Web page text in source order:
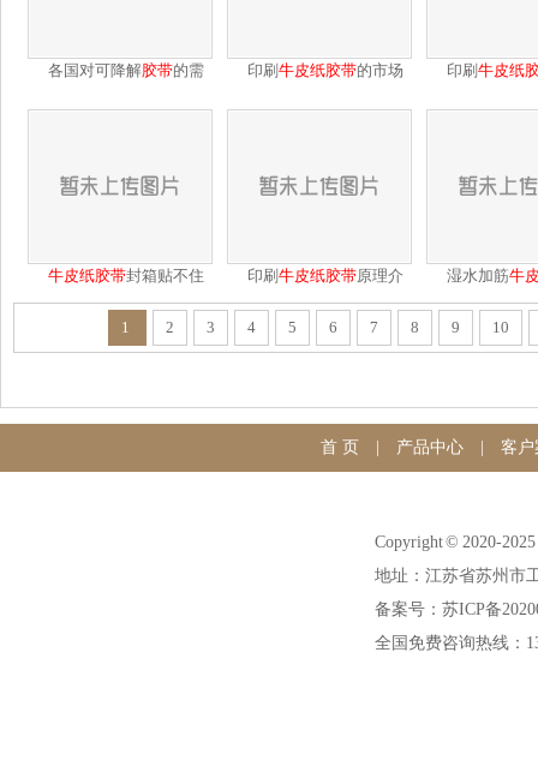
各国对可降解胶带的需
印刷 牛皮纸胶带的市场
印刷 牛皮纸
牛皮纸胶带封箱贴不住
的
印刷 牛皮纸胶带原理介
绍
湿水加筋牛
构
1
2 3 4 5 6 7 8 9 10
首 页 产品中心 |客
Copyright © 2020-
地址：江苏省苏州市
备案号：苏ICP备
全国免费咨询热线：